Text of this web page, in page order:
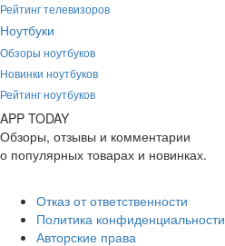
Рейтинг телевизоров
Ноутбуки
Обзоры ноутбуков
Новинки ноутбуков
Рейтинг ноутбуков
APP TODAY
Обзоры, отзывы и комментарии
о популярных товарах и новинках.
Отказ от ответственности
Политика конфиденциальности
Авторские права